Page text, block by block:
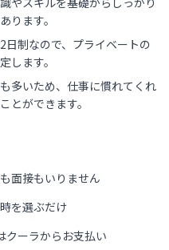
ります。
制なので、プライベートの
します。
多いため、仕事に慣れてくれ
とができます。
面接もいりません
を選ぶだけ
クーラからお支払い